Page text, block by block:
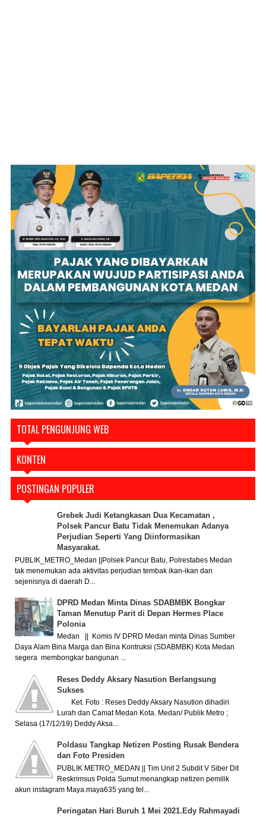
TOTAL PENGUNJUNG WEB
KONTEN
POSTINGAN POPULER
Grebek Judi Ketangkasan Dua Kecamatan ,
Polsek Pancur Batu Tidak Menemukan Adanya
Perjudian Seperti Yang Diinformasikan
Masyarakat.
PUBLIK_METRO_Medan ||Polsek Pancur Batu, Polrestabes Medan
tak menemukan ada aktivitas perjudian tembak ikan-ikan dan
sejenisnya di daerah D...
DPRD Medan Minta Dinas SDABMBK Bongkar
Taman Menutup Parit di Depan Hermes Place
Polonia
Medan || Komis IV DPRD Medan minta Dinas Sumber
Daya Alam Bina Marga dan Bina Kontruksi (SDABMBK) Kota Medan
segera membongkar bangunan ...
Reses Deddy Aksary Nasution Berlangsung
Sukses
Ket. Foto : Reses Deddy Aksary Nasution dihadiri
Lurah dan Camat Medan Kota. Medan/ Publik Metro ;
Selasa (17/12/19) Deddy Aksa...
Poldasu Tangkap Netizen Posting Rusak Bendera
dan Foto Presiden
PUBLIK METRO_MEDAN || Tim Unit 2 Subdit V Siber Dit
Reskrimsus Polda Sumut menangkap netizen pemilik
akun instagram Maya.maya635 yang tel...
Peringatan Hari Buruh 1 Mei 2021.Edy Rahmayadi